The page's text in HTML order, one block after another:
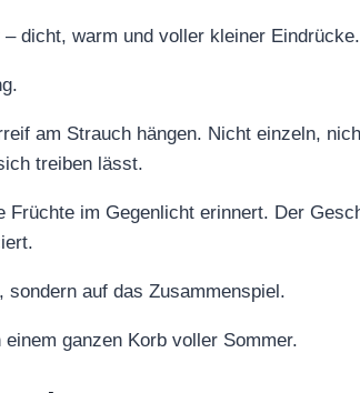
dicht, warm und voller kleiner Eindrücke.
am Strauch hängen. Nicht einzeln,
treiben lässt.
im Gegenlicht erinnert. Der
auf das Zusammenspiel.
ganzen Korb voller Sommer.